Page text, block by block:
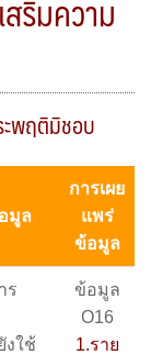
ริมความ
ะพฤติมิชอบ
มูล
การเผย
แพร่
ข้อมูล
ร
ใช้
ข้อมูล
O16
1.ราย